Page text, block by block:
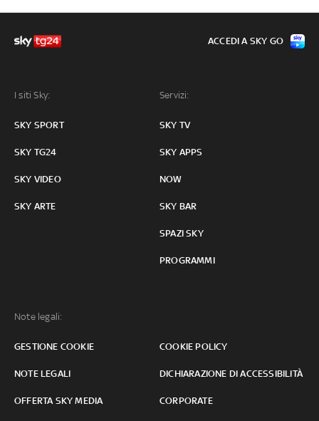
I siti Sky:
SKY SPORT
SKY TG24
SKY VIDEO
SKY ARTE
Servizi:
SKY TV
SKY APPS
NOW
SKY BAR
SPAZI SKY
PROGRAMMI
Note legali:
GESTIONE COOKIE COOKIE POLICY
NOTE LEGALI DICHIARAZIONE DI ACCESSIBILITÀ
OFFERTA SKY MEDIA CORPORATE
ACCEDI A SKY GO